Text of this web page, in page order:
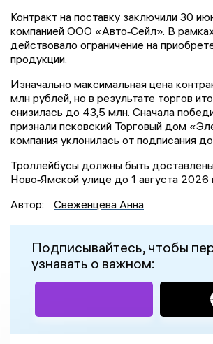
Контракт на поставку заключили 30
компанией ООО «Авто‑Сейл». В
действовало ограничение на
продукции.
Изначально максимальная цена
млн рублей, но в результате торгов
снизилась до 43,5 млн. Сначала
признали псковский Торговый дом
компания уклонилась от подписания
Троллейбусы должны быть
Ново‑Ямской улице до 1 августа 2026
Автор:
Свеженцева Анна
Подписывайтесь, чтобы
узнавать о важном: